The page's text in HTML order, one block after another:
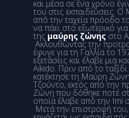
και μέσα σε ένα χρόνο
του στις εκπαιδεύσεις. Ο
από την ταχεία πρόοδο
να πάει στο εξωτερικό
της μαύρης ζώνης στο
Ακλουθώντας την
έφυγε για τη Γαλλία το
εξετάσεις και έλαβε μια
Aikido. Πριν από το
κατέκτησε τη Μαύρη
Τζούντο, εκτός από την
Ζώνη που δόθηκε ποτέ
οποία έλαβε από την Imi
Μετά την επιστροφή